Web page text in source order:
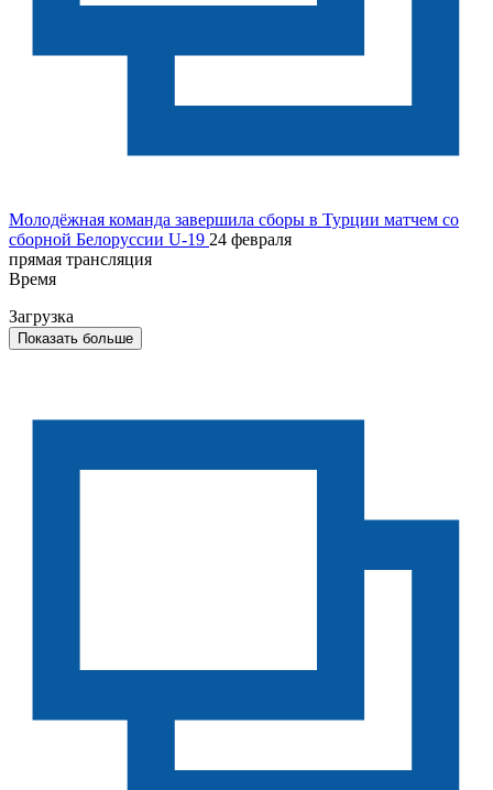
Молодёжная команда завершила сборы в Турции матчем со
сборной Белоруссии U-19 24 февраля
прямая трансляция
Время
Загрузка
Показать больше